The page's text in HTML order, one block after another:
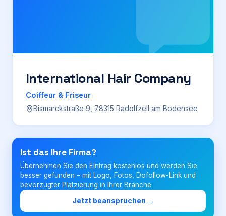
Für Firmen
Login
International Hair Company
Coiffeur & Friseur
Bismarckstraße 9, 78315 Radolfzell am Bodensee
Ist das Ihre Firma?
Übernehmen Sie den Eintrag kostenlos und werden Sie
besser gefunden – mit Logo, Fotos, Dofollow-Link und
bevorzugter Platzierung in Ihrer Branche.
Jetzt beanspruchen →